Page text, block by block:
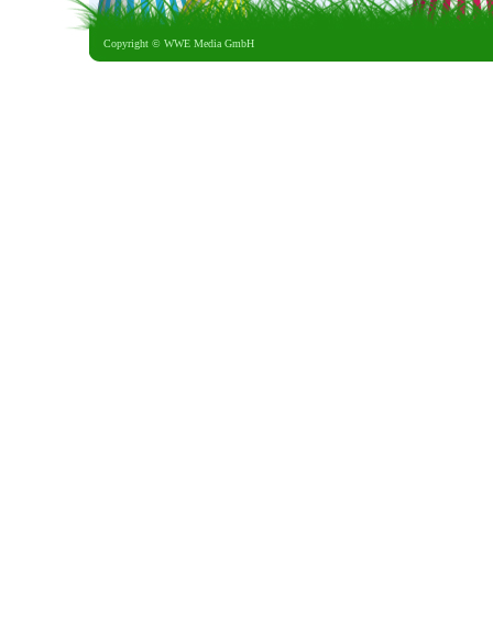
Copyright © WWE Media GmbH